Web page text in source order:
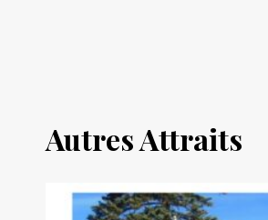
Autres Attraits